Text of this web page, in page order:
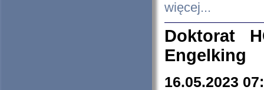
więcej...
Doktorat
Engelking
16.05.2023